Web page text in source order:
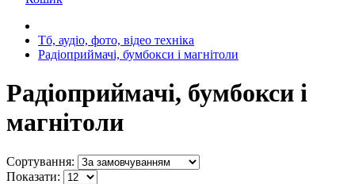
Тб, аудіо, фото, відео техніка
Радіоприймачі, бумбокси і магнітоли
Радіоприймачі, бумбокси і
магнітоли
Сортування:
Показати: